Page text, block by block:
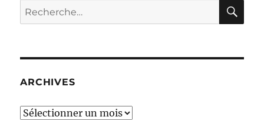
Recherche
pour :
ARCHIVES
ARCHIVES